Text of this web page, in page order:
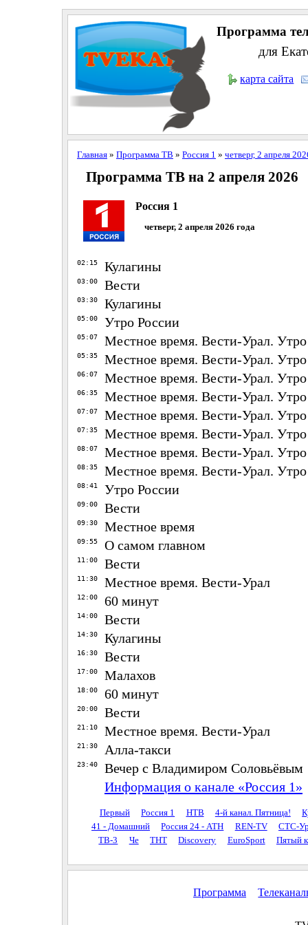
Программа
для
карта сайта
Главная» Программа ТВ » Россия 1 » четверг, 2 апреля
Программа ТВ на 2 апреля 2026
Россия 1
четверг, 2 апреля 2026 года
02:15 Кулагины
03:00 Вести
03:30 Кулагины
05:00 Утро России
05:07 Местное время. Вести-Урал. Утро
05:35 Местное время. Вести-Урал. Утро
06:07 Местное время. Вести-Урал. Утро
06:35 Местное время. Вести-Урал. Утро
07:07 Местное время. Вести-Урал. Утро
07:35 Местное время. Вести-Урал. Утро
08:07 Местное время. Вести-Урал. Утро
08:35 Местное время. Вести-Урал. Утро
08:41 Утро России
09:00 Вести
09:30 Местное время
09:55 О самом главном
11:00 Вести
11:30 Местное время. Вести-Урал
12:00 60 минут
14:00 Вести
14:30 Кулагины
16:30 Вести
17:00 Малахов
18:00 60 минут
20:00 Вести
21:10 Местное время. Вести-Урал
21:30 Алла-такси
23:40
Вечер с Владимиром Соловьёвым
Информация о канале «Россия 1»
Первый Россия 1 НТВ 4-й канал. Пятница!
41 - Домашний
Россия 24 - АТН REN-TV
СТС-
ТВ-3
Че ТНТ Discovery EuroSport Пятый
Программа